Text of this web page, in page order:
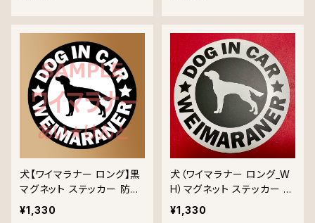
犬【ワイマラナー ロング】黒
マグネット ステッカー 防水
車用
¥1,330
犬（ワイマラナー ロング_W
H）マグネット ステッカー 防
水 車用
¥1,330